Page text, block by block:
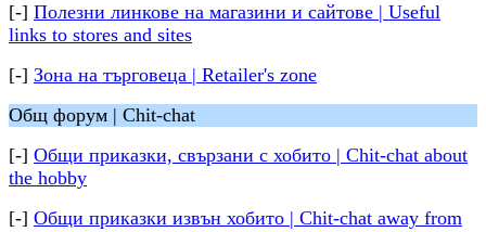
[-] Полезни линкове на магазини и сайтове | Useful
links to stores and sites
[-] Зона на търговеца | Retailer's zone
Общ форум | Chit-chat
[-] Общи приказки, свързани с хобито | Chit-chat about
the hobby
[-] Общи приказки извън хобито | Chit-chat away from